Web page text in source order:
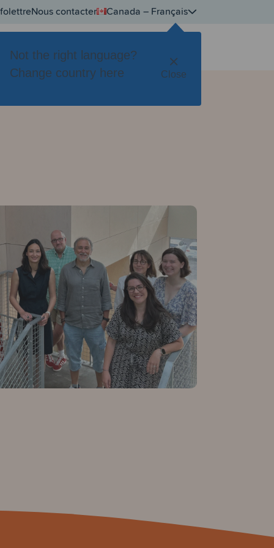
Nous contacter Canada – Français
Close
Not the right language?
Change country here